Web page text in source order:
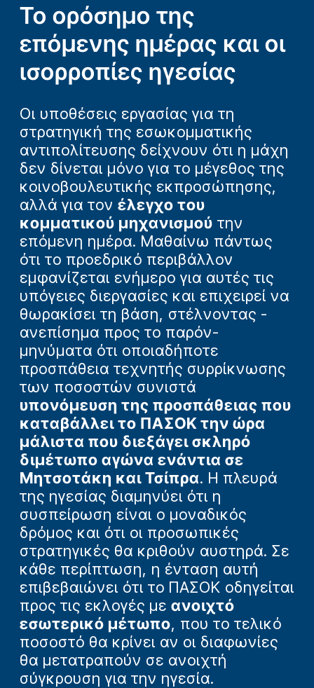
Το ορόσημο της
επόμενης ημέρας και οι
ισορροπίες ηγεσίας
Οι υποθέσεις εργασίας για τη
στρατηγική της εσωκομματικής
αντιπολίτευσης δείχνουν ότι η μάχη
δεν δίνεται μόνο για το μέγεθος της
κοινοβουλευτικής εκπροσώπησης,
αλλά για τον έλεγχο του
κομματικού μηχανισμού την
επόμενη ημέρα. Μαθαίνω πάντως
ότι το προεδρικό περιβάλλον
εμφανίζεται ενήμερο για αυτές τις
υπόγειες διεργασίες και επιχειρεί να
θωρακίσει τη βάση, στέλνοντας -
ανεπίσημα προς το παρόν-
μηνύματα ότι οποιαδήποτε
προσπάθεια τεχνητής συρρίκνωσης
των ποσοστών συνιστά
υπονόμευση της προσπάθειας που
καταβάλλει το ΠΑΣΟΚ την ώρα
μάλιστα που διεξάγει σκληρό
διμέτωπο αγώνα ενάντια σε
Μητσοτάκη και Τσίπρα. Η πλευρά
της ηγεσίας διαμηνύει ότι η
συσπείρωση είναι ο μοναδικός
δρόμος και ότι οι προσωπικές
στρατηγικές θα κριθούν αυστηρά. Σε
κάθε περίπτωση, η ένταση αυτή
επιβεβαιώνει ότι το ΠΑΣΟΚ οδηγείται
προς τις εκλογές με ανοιχτό
εσωτερικό μέτωπο, που το τελικό
ποσοστό θα κρίνει αν οι διαφωνίες
θα μετατραπούν σε ανοιχτή
σύγκρουση για την ηγεσία.